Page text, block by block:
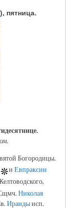
пятница.
Богородицы.
и Евпраксии
Николая
Ираидыисп.